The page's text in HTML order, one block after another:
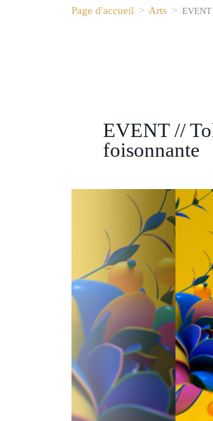
Page d'accueil > Arts > EVENT
EVENT //
foisonnante